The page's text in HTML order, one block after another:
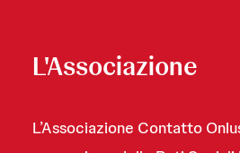
L'Associazione
L’Associazione Contatto